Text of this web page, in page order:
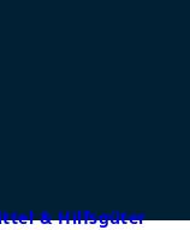
& Hilfsgüter